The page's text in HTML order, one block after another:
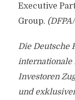
Executive
Group.
Die Deutsche
internationale
Investoren
und